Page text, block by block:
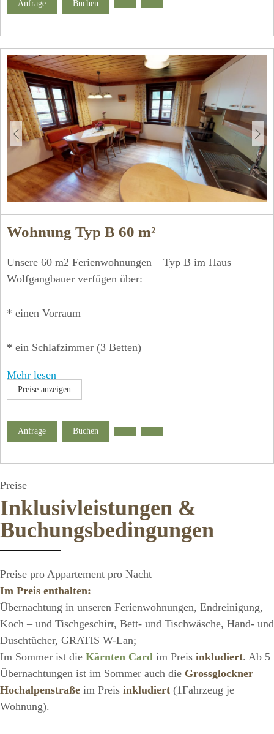
* W- Lan frei verfügbar!
Anfrage Buchen
Wohnung Typ B 60 m²
Unsere 60 m2 Ferienwohnungen – Typ B im Haus
Wolfgangbauer verfügen über:
* einen Vorraum
* ein Schlafzimmer (3 Betten)
* eine gemütliche Wohnküche mit Doppelausziehcouch,
komplett
eingerichtet incl. Sat-TV, Telefon, Geschirrspüler, 4-
mit Backrohr, Kaffeemaschine, Mikrowelle
* ein Badezimmer und ein getrenntes WC
* möblierte Terrasse
* W- Lan frei verfügbar!
Mehr lesen
Preise anzeigen
Anfrage Buchen
Preise
Inklusivleistungen &
Buchungsbedingungen
Preise pro Appartement pro Nacht
Im Preis enthalten:
Übernachtung in unseren Ferienwohnungen, Endreinigung,
Koch – und Tischgeschirr, Bett- und Tischwäsche, Hand- und
Duschtücher, GRATIS W-Lan;
Im Sommer ist die Kärnten Card im Preis inkludiert. Ab 5
Übernachtungen ist im Sommer auch die Grossglockner
Hochalpenstraße im Preis inkludiert (1Fahrzeug je
Wohnung).